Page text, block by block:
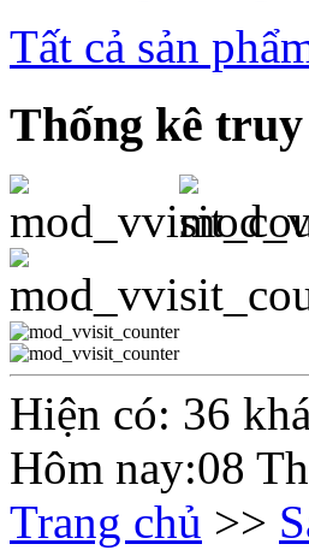
Tất cả sản
Thống kê truy
Hiện có: 36
Hôm nay:08
Trang chủ >>